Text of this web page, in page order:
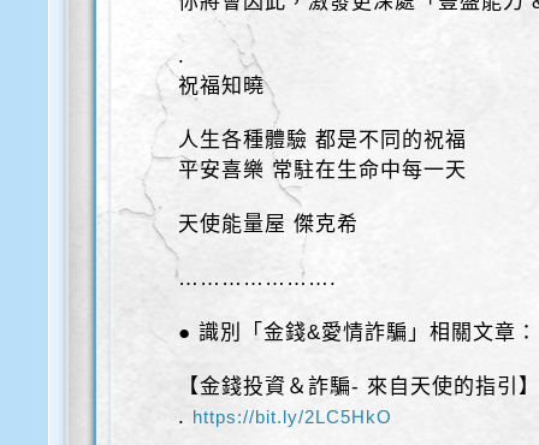
.
祝福知曉
人生各種體驗 都是不同的祝福
平安喜樂 常駐在生命中每一天
天使能量屋 傑克希
………………….
● 識別「金錢&愛情詐騙」相關文章：
【金錢投資＆詐騙- 來自天使的指引
. https://bit.ly/2LC5HkO